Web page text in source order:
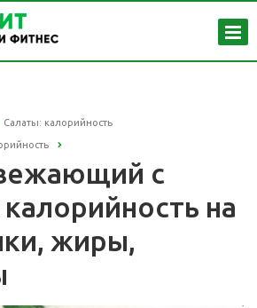
Салаты: калорийность
с
на
жиры,